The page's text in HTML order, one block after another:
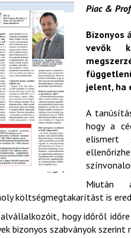
Piac &
Bizonyos
vevők
jelent, ha
A
hogy a
elismert
Miután
költségmegtakarítást is
hogy időről
bizonyos szabványok szerint